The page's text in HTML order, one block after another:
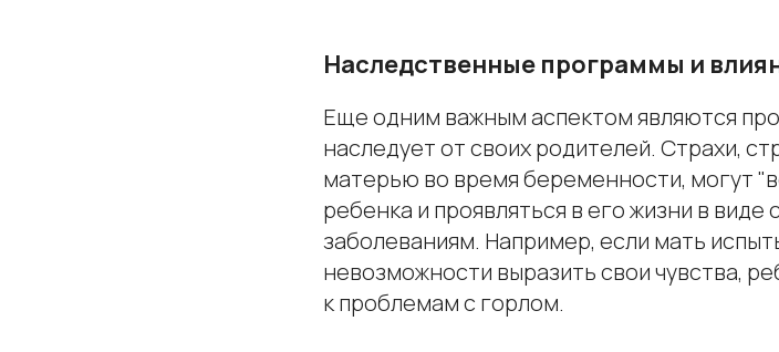
Наследственные программы и
Еще одним важным аспектом являются
наследует от своих родителей. Страхи,
матерью во время беременности, могут
ребенка и проявляться в его жизни в
заболеваниям. Например, если мать
невозможности выразить свои чувства,
к проблемам с горлом.